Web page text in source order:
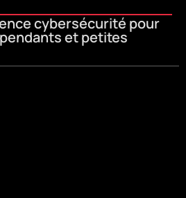
cybersécurité pour
et petites